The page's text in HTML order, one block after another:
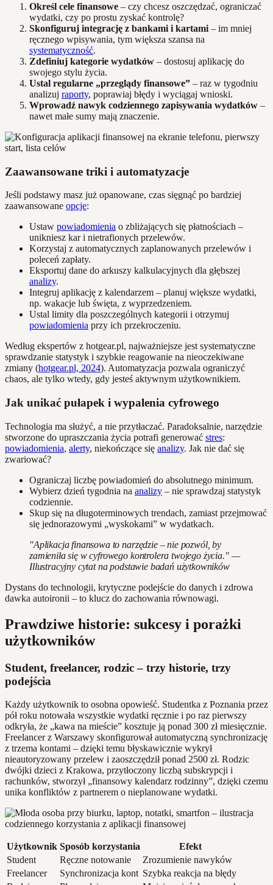
Określ cele finansowe – czy chcesz oszczędzać, ograniczać
wydatki, czy po prostu zyskać kontrolę?
Skonfiguruj integrację z bankami i kartami – im mniej
ręcznego wpisywania, tym większa szansa na
systematyczność.
Zdefiniuj kategorie wydatków – dostosuj aplikację do
swojego stylu życia.
Ustal regularne „przeglądy finansowe” – raz w tygodniu
analizuj raporty, poprawiaj błędy i wyciągaj wnioski.
Wprowadź nawyk codziennego zapisywania wydatków –
nawet małe sumy mają znaczenie.
Zaawansowane triki i automatyzacje
Jeśli podstawy masz już opanowane, czas sięgnąć po bardziej
zaawansowane opcje:
Ustaw powiadomienia o zbliżających się płatnościach –
unikniesz kar i nietrafionych przelewów.
Korzystaj z automatycznych zaplanowanych przelewów i
poleceń zapłaty.
Eksportuj dane do arkuszy kalkulacyjnych dla głębszej
analizy.
Integruj aplikację z kalendarzem – planuj większe wydatki,
np. wakacje lub święta, z wyprzedzeniem.
Ustal limity dla poszczególnych kategorii i otrzymuj
powiadomienia przy ich przekroczeniu.
Według ekspertów z hotgear.pl, najważniejsze jest systematyczne
sprawdzanie statystyk i szybkie reagowanie na nieoczekiwane
zmiany (hotgear.pl, 2024). Automatyzacja pozwala ograniczyć
chaos, ale tylko wtedy, gdy jesteś aktywnym użytkownikiem.
Jak unikać pułapek i wypalenia cyfrowego
Technologia ma służyć, a nie przytłaczać. Paradoksalnie, narzędzie
stworzone do upraszczania życia potrafi generować stres:
powiadomienia, alerty, niekończące się analizy. Jak nie dać się
zwariować?
Ograniczaj liczbę powiadomień do absolutnego minimum.
Wybierz dzień tygodnia na analizy – nie sprawdzaj statystyk
codziennie.
Skup się na długoterminowych trendach, zamiast przejmować
się jednorazowymi „wyskokami” w wydatkach.
"Aplikacja finansowa to narzędzie – nie pozwól, by
zamieniła się w cyfrowego kontrolera twojego życia." —
Illustracyjny cytat na podstawie badań użytkowników
Dystans do technologii, krytyczne podejście do danych i zdrowa
dawka autoironii – to klucz do zachowania równowagi.
Prawdziwe historie: sukcesy i porażki
użytkowników
Student, freelancer, rodzic – trzy historie, trzy
podejścia
Każdy użytkownik to osobna opowieść. Studentka z Poznania przez
pół roku notowała wszystkie wydatki ręcznie i po raz pierwszy
odkryła, że „kawa na mieście” kosztuje ją ponad 300 zł miesięcznie.
Freelancer z Warszawy skonfigurował automatyczną synchronizację
z trzema kontami – dzięki temu błyskawicznie wykrył
nieautoryzowany przelew i zaoszczędził ponad 2500 zł. Rodzic
dwójki dzieci z Krakowa, przytłoczony liczbą subskrypcji i
rachunków, stworzył „finansowy kalendarz rodzinny”, dzięki czemu
unika konfliktów z partnerem o nieplanowane wydatki.
Użytkownik Sposób korzystania
Efekt
Student
Ręczne notowanie
Zrozumienie nawyków
Freelancer
Synchronizacja kont Szybka reakcja na błędy